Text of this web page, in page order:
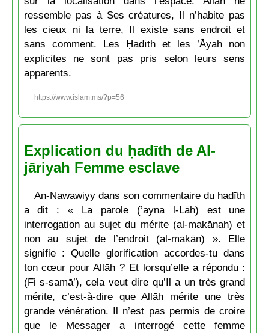
ressemble pas à Ses créatures, Il n’habite pas
les cieux ni la terre, Il existe sans endroit et
sans comment. Les Ḥadīth et les ’Āyah non
explicites ne sont pas pris selon leurs sens
apparents.
https://www.islam.ms/?p=56
Explication du ḥadīth de Al-
jāriyah Femme esclave
An-Nawawiyy dans son commentaire du ḥadīth
a dit : « La parole (’ayna l-Lāh) est une
interrogation au sujet du mérite (al-makānah) et
non au sujet de l’endroit (al-makān) ». Elle
signifie : Quelle glorification accordes-tu dans
ton cœur pour Allāh ? Et lorsqu’elle a répondu :
(Fi s-samā’), cela veut dire qu’Il a un très grand
mérite, c’est-à-dire que Allāh mérite une très
grande vénération. Il n’est pas permis de croire
que le Messager a interrogé cette femme